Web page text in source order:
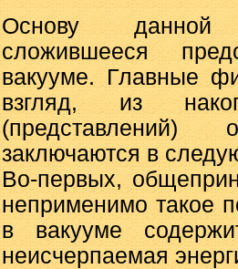
Основу данной
сложившееся
вакууме. Главные
взгляд, из
заключаются в
Во-первых,
неприменимо такое
в вакууме
неисчерпаемая